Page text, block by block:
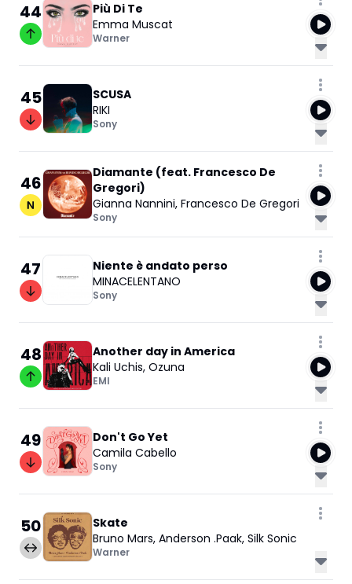
44
Più Di Te
Emma Muscat
Warner
45
SCUSA
RIKI
Sony
46
Diamante (feat. Francesco De
Gregori)
Gianna Nannini, Francesco De Gregori
Sony
47
Niente è andato perso
MINACELENTANO
Sony
48
Another day in America
Kali Uchis, Ozuna
EMI
49
Don't Go Yet
Camila Cabello
Sony
50
Skate
Bruno Mars, Anderson .Paak, Silk Sonic
Warner